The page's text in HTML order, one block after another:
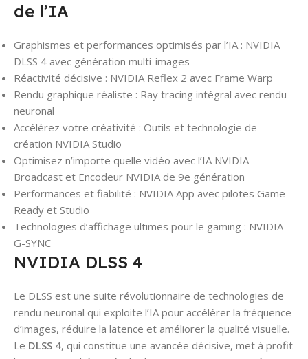
de l’IA
Graphismes et performances optimisés par l’IA : NVIDIA
DLSS 4 avec génération multi-images
Réactivité décisive : NVIDIA Reflex 2 avec Frame Warp
Rendu graphique réaliste : Ray tracing intégral avec rendu
neuronal
Accélérez votre créativité : Outils et technologie de
création NVIDIA Studio
Optimisez n’importe quelle vidéo avec l’IA NVIDIA
Broadcast et Encodeur NVIDIA de 9e génération
Performances et fiabilité : NVIDIA App avec pilotes Game
Ready et Studio
Technologies d’affichage ultimes pour le gaming : NVIDIA
G-SYNC
NVIDIA DLSS 4
Le DLSS est une suite révolutionnaire de technologies de
rendu neuronal qui exploite l’IA pour accélérer la fréquence
d’images, réduire la latence et améliorer la qualité visuelle.
‌Le DLSS 4, qui constitue une avancée décisive, met à profit